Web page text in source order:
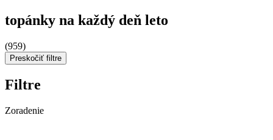
topánky na každý deň leto
(959)
Preskočiť filtre
Filtre
Zoradenie